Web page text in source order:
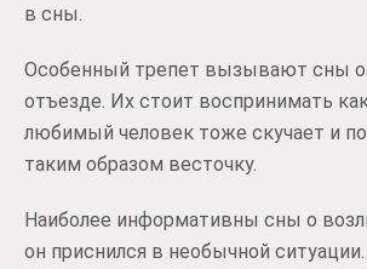
в сны.
Особенный трепет вызывают сны о
отъезде. Их стоит воспринимать
любимый человек тоже скучает и
таким образом весточку.
Наиболее информативны сны о
он приснился в необычной